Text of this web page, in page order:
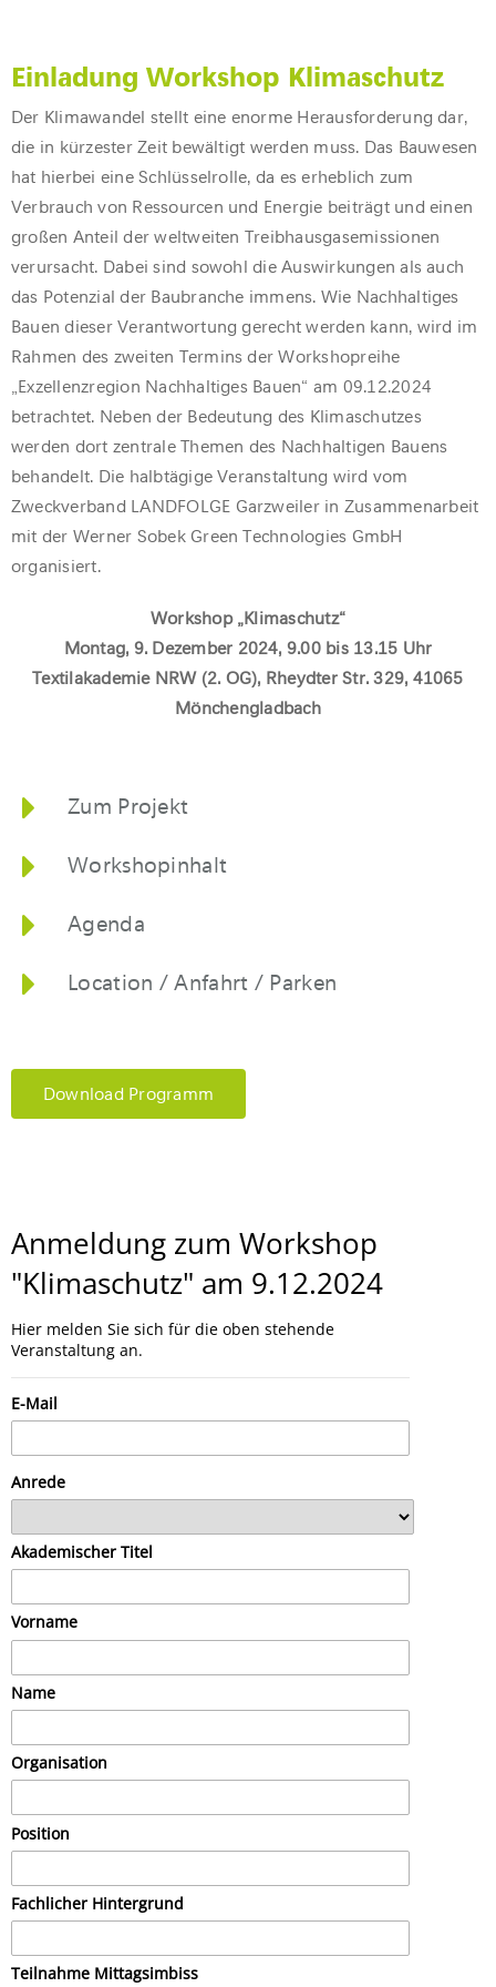
Einladung Workshop Klimaschutz
Der Klimawandel stellt eine enorme Herausforderung dar,
die in kürzester Zeit bewältigt werden muss. Das Bauwesen
hat hierbei eine Schlüsselrolle, da es erheblich zum
Verbrauch von Ressourcen und Energie beiträgt und einen
großen Anteil der weltweiten Treibhausgasemissionen
verursacht. Dabei sind sowohl die Auswirkungen als auch
das Potenzial der Baubranche immens. Wie Nachhaltiges
Bauen dieser Verantwortung gerecht werden kann, wird im
Rahmen des zweiten Termins der Workshopreihe
„Exzellenzregion Nachhaltiges Bauen“ am 09.12.2024
betrachtet. Neben der Bedeutung des Klimaschutzes
werden dort zentrale Themen des Nachhaltigen Bauens
behandelt. Die halbtägige Veranstaltung wird vom
Zweckverband LANDFOLGE Garzweiler in Zusammenarbeit
mit der Werner Sobek Green Technologies GmbH
organisiert.
Workshop „Klimaschutz“
Montag, 9. Dezember 2024, 9.00 bis 13.15 Uhr
Textilakademie NRW (2. OG), Rheydter Str. 329, 41065
Mönchengladbach
Zum Projekt
Workshopinhalt
Agenda
Location / Anfahrt / Parken
Download Programm